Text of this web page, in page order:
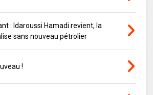
: Idaroussi Hamadi revient, la
sans nouveau pétrolier
!